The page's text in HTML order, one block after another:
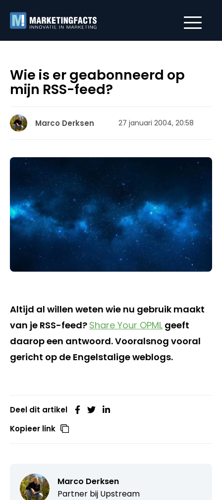
Wie is er geabonneerd op
mijn RSS-feed?
Marco Derksen 27 januari 2004, 20:58
Altijd al willen weten wie nu gebruik maakt
van je RSS-feed? Share Your OPML geeft
daarop een antwoord. Vooralsnog vooral
gericht op de Engelstalige weblogs.
Deel dit artikel
Kopieer link
Marco Derksen
Partner bij Upstream